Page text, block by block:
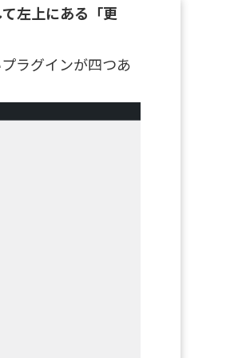
左上にある「更
ラグインが四つあ